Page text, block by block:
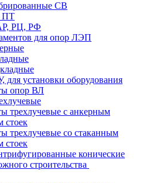
СВ
ПТ
РЦ, РФ
для опор ЛЭП
установки оборудования
опор ВЛ
трехлучевые с анкерным
стоек
трехлучевые со стаканным
стоек
конические
строительства